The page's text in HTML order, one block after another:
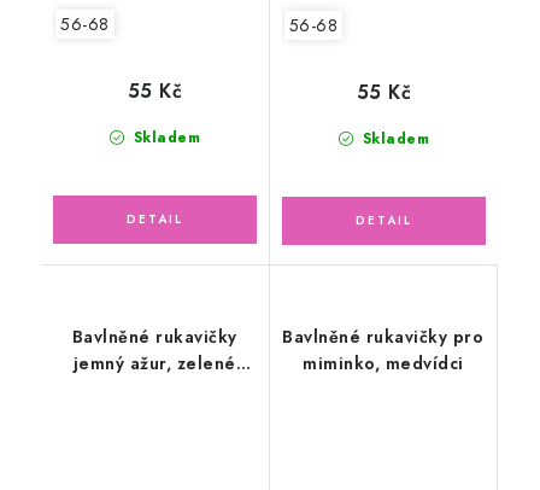
56-68
Skladem
55 Kč
56-68
Skladem
55 Kč
Bavlněné rukavičky
jemný ažur, zelené
Bavlněné rukavičky pro
miminko, medvídci